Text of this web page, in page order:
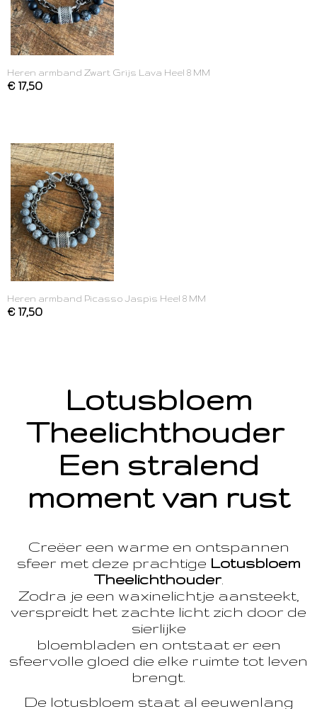
Heren armband Zwart Grijs Lava Heel 8 MM
€ 17,50
Heren armband Picasso Jaspis Heel 8 MM
€ 17,50
Lotusbloem
Theelichthouder
Een stralend
moment van rust
Creëer een warme en ontspannen
sfeer met deze prachtige Lotusbloem
Theelichthouder.
Zodra je een waxinelichtje aansteekt,
verspreidt het zachte licht zich door de
sierlijke
bloembladen en ontstaat er een
sfeervolle gloed die elke ruimte tot leven
brengt.
De lotusbloem staat al eeuwenlang